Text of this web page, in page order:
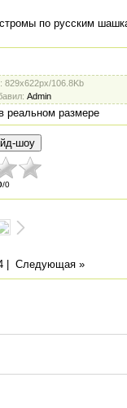
по русским
: 829x622px/106.8Kb
: Admin
реальном размере
/0
Следующая »